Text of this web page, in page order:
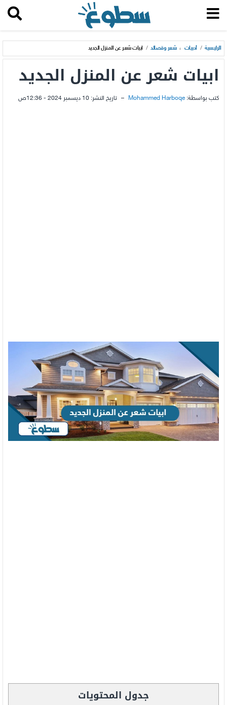
الرئيسية / أدبيات ، شعر وقصائد / ابيات شعر عن المنزل الجديد
ابيات شعر عن المنزل الجديد
كتب بواسطة: Mohammed Harboqe
– تاريخ النشر: 10 ديسمبر 2024 - 12:36ص
جدول المحتويات